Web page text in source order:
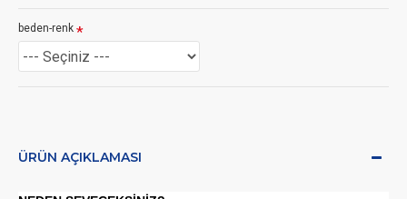
beden-renk
ÜRÜN AÇIKLAMASI